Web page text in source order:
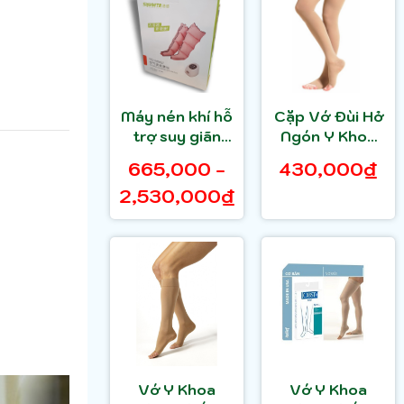
Máy nén khí hỗ
trợ suy giãn
RD-M2857
665,000 -
2,530,000₫
Cặp Vớ Đùi Hở
Ngón Y Khoa
Suy Giãn Tĩnh
NOVAMED
430,000₫
Vớ Y Khoa
Vớ Y Khoa